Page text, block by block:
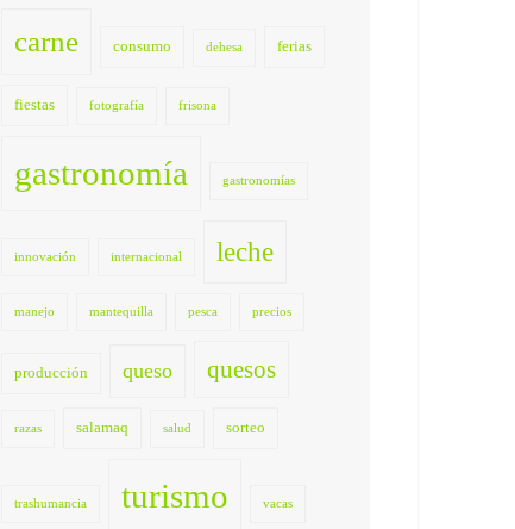
carne consumo dehesa ferias
fiestas fotografía frisona
gastronomía gastronomías
innovación internacional leche
manejo mantequilla pesca precios
producción queso quesos
razas salamaq salud sorteo
trashumancia turismo vacas